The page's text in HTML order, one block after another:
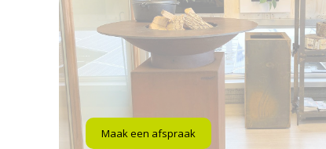
Maak een afspraak